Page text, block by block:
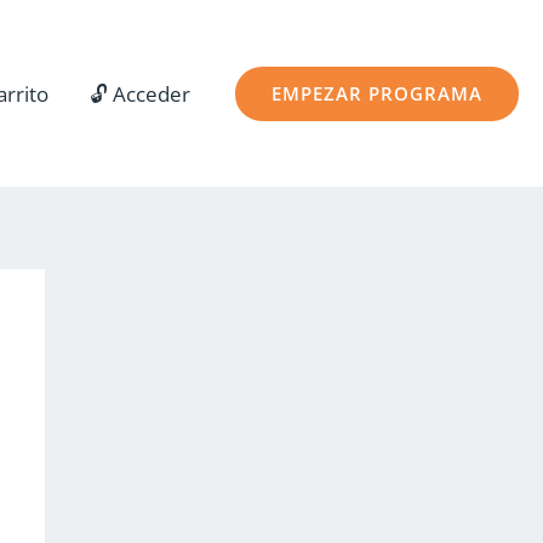
🔓 Acceder EMPEZAR PROGRAMA